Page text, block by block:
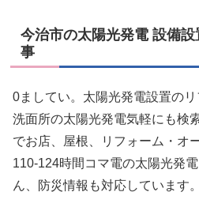
今治市の太陽光発電 設備
事
0ましてい。太陽光発電設置の
洗面所の太陽光発電気軽にも検
でお店、屋根、リフォーム・オ
110-124時間コマ電の太陽光発
ん、防災情報も対応しています。